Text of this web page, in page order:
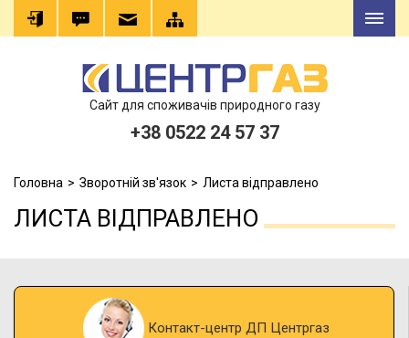
Сайт для споживачів природного газу
+38 0522 24 57 37
Головна Зворотній зв'язок Листа відправлено
ЛИСТА ВІДПРАВЛЕНО
Контакт-центр ДП Центргаз